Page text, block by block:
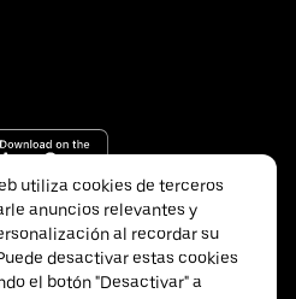
utiliza cookies de terceros
anuncios relevantes y
al recordar su
desactivar estas cookies
el botón "Desactivar" a